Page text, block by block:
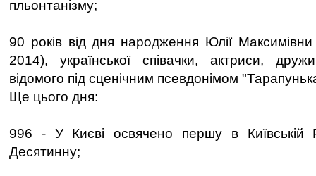
пльонтанізму;
90 років від дня народження Юлії
2014), української співачки, актриси,
відомого під сценічним псевдонімом
Ще цього дня:
996 - У Києві освячено першу в Київській
Десятинну;